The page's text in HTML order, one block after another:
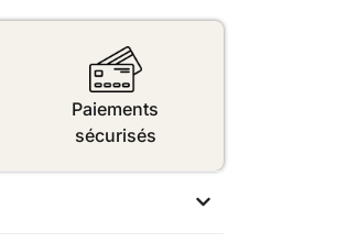
Paiements
sécurisés